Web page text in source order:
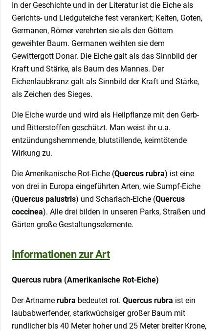
In der Geschichte und in der Literatur ist die Eiche als
Gerichts- und Liedguteiche fest verankert; Kelten, Goten,
Germanen, Römer verehrten sie als den Göttern
geweihter Baum. Germanen weihten sie dem
Gewittergott Donar. Die Eiche galt als das Sinnbild der
Kraft und Stärke, als Baum des Mannes. Der
Eichenlaubkranz galt als Sinnbild der Kraft und Stärke,
als Zeichen des Sieges.
Die Eiche wurde und wird als Heilpflanze mit den Gerb-
und Bitterstoffen geschätzt. Man weist ihr u.a.
entzündungshemmende, blutstillende, keimtötende
Wirkung zu.
Die Amerikanische Rot-Eiche (Quercus rubra) ist eine
von drei in Europa eingeführten Arten, wie Sumpf-Eiche
(Quercus palustris) und Scharlach-Eiche (Quercus
coccinea). Alle drei bilden in unseren Parks, Straßen und
Gärten große Gestaltungselemente.
Informationen zur Art
Quercus rubra (Amerikanische Rot-Eiche)
Der Artname rubra bedeutet rot. Quercus rubra ist ein
laubabwerfender, starkwüchsiger großer Baum mit
rundlicher bis 40 Meter hoher und 25 Meter breiter Krone,